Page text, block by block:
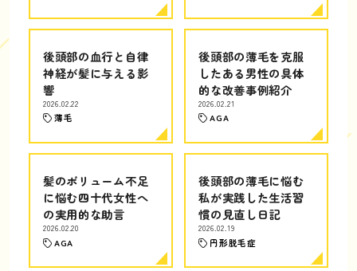
後頭部の血行と自律
神経が髪に与える影
響
2026.02.22
薄毛
後頭部の薄毛を克服
したある男性の具体
的な改善事例紹介
2026.02.21
AGA
髪のボリューム不足
に悩む四十代女性へ
の実用的な助言
2026.02.20
AGA
後頭部の薄毛に悩む
私が実践した生活習
慣の見直し日記
2026.02.19
円形脱毛症